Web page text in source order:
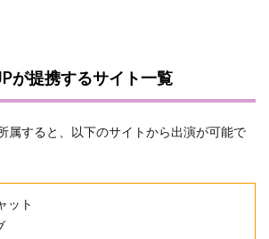
が提携するサイト一覧
属すると、以下のサイトから出演が可能で
ット